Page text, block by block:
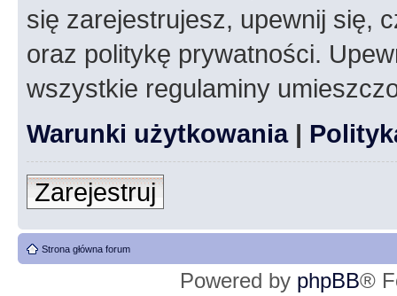
się zarejestrujesz, upewnij się,
oraz politykę prywatności.
wszystkie regulaminy
Warunki użytkowania|
Zarejestruj
Strona główna forum
Powered by phpBB®